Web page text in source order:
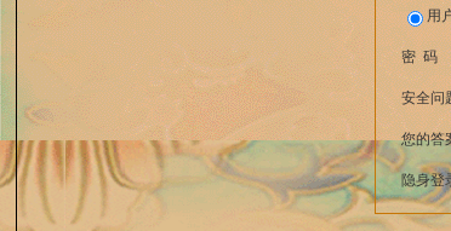
用
密 码
安全问
您的答
隐身登